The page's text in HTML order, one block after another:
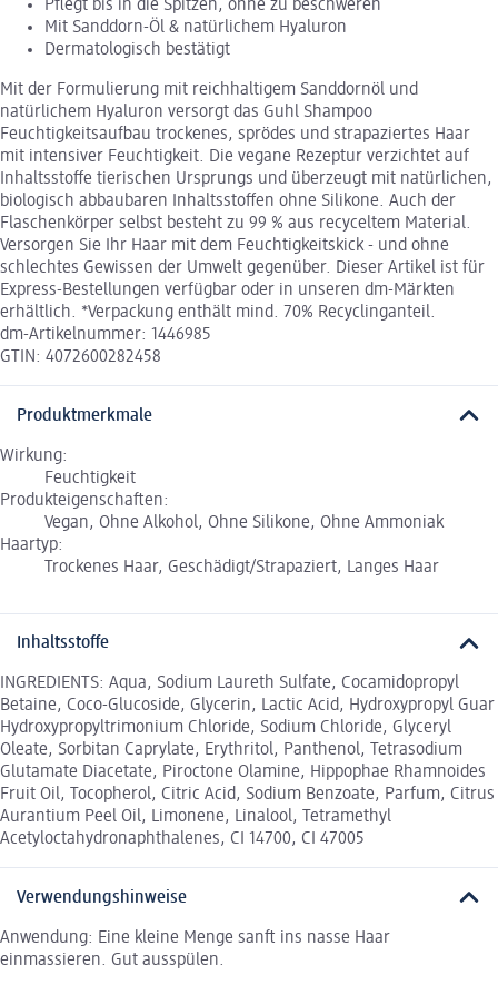
Pflegt bis in die Spitzen, ohne zu beschweren
Mit Sanddorn-Öl & natürlichem Hyaluron
Dermatologisch bestätigt
Mit der Formulierung mit reichhaltigem Sanddornöl und
natürlichem Hyaluron versorgt das Guhl Shampoo
Feuchtigkeitsaufbau trockenes, sprödes und strapaziertes Haar
mit intensiver Feuchtigkeit. Die vegane Rezeptur verzichtet auf
Inhaltsstoffe tierischen Ursprungs und überzeugt mit natürlichen,
biologisch abbaubaren Inhaltsstoffen ohne Silikone. Auch der
Flaschenkörper selbst besteht zu 99 % aus recyceltem Material.
Versorgen Sie Ihr Haar mit dem Feuchtigkeitskick - und ohne
schlechtes Gewissen der Umwelt gegenüber. Dieser Artikel ist für
Express-Bestellungen verfügbar oder in unseren dm-Märkten
erhältlich. *Verpackung enthält mind. 70% Recyclinganteil.
dm-Artikelnummer: 1446985
GTIN: 4072600282458
Produktmerkmale
Wirkung:
Feuchtigkeit
Produkteigenschaften:
Vegan, Ohne Alkohol, Ohne Silikone, Ohne Ammoniak
Haartyp:
Trockenes Haar, Geschädigt/Strapaziert, Langes Haar
Inhaltsstoffe
INGREDIENTS: Aqua, Sodium Laureth Sulfate, Cocamidopropyl
Betaine, Coco-Glucoside, Glycerin, Lactic Acid, Hydroxypropyl Guar
Hydroxypropyltrimonium Chloride, Sodium Chloride, Glyceryl
Oleate, Sorbitan Caprylate, Erythritol, Panthenol, Tetrasodium
Glutamate Diacetate, Piroctone Olamine, Hippophae Rhamnoides
Fruit Oil, Tocopherol, Citric Acid, Sodium Benzoate, Parfum, Citrus
Aurantium Peel Oil, Limonene, Linalool, Tetramethyl
Acetyloctahydronaphthalenes, CI 14700, CI 47005
Verwendungshinweise
Anwendung: Eine kleine Menge sanft ins nasse Haar
einmassieren. Gut ausspülen.